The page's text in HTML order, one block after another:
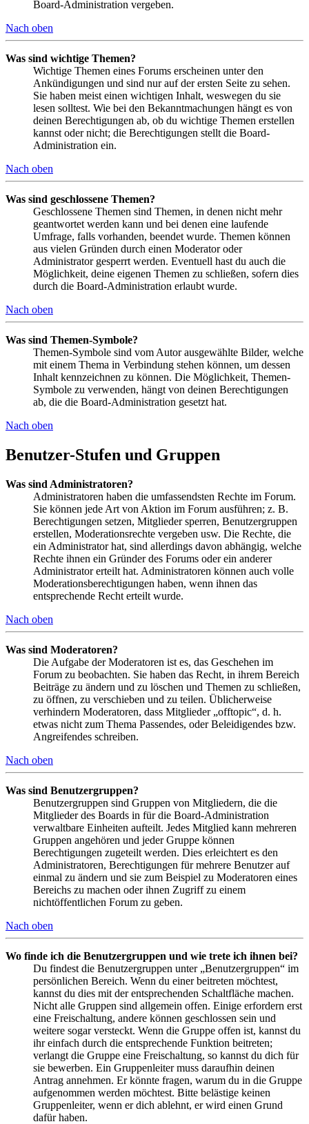
Board-Administration vergeben.
Nach oben
Was sind wichtige Themen?
Wichtige Themen eines Forums erscheinen unter den
Ankündigungen und sind nur auf der ersten Seite zu sehen.
Sie haben meist einen wichtigen Inhalt, weswegen du sie
lesen solltest. Wie bei den Bekanntmachungen hängt es von
deinen Berechtigungen ab, ob du wichtige Themen erstellen
kannst oder nicht; die Berechtigungen stellt die Board-
Administration ein.
Nach oben
Was sind geschlossene Themen?
Geschlossene Themen sind Themen, in denen nicht mehr
geantwortet werden kann und bei denen eine laufende
Umfrage, falls vorhanden, beendet wurde. Themen können
aus vielen Gründen durch einen Moderator oder
Administrator gesperrt werden. Eventuell hast du auch die
Möglichkeit, deine eigenen Themen zu schließen, sofern dies
durch die Board-Administration erlaubt wurde.
Nach oben
Was sind Themen-Symbole?
Themen-Symbole sind vom Autor ausgewählte Bilder, welche
mit einem Thema in Verbindung stehen können, um dessen
Inhalt kennzeichnen zu können. Die Möglichkeit, Themen-
Symbole zu verwenden, hängt von deinen Berechtigungen
ab, die die Board-Administration gesetzt hat.
Nach oben
Benutzer-Stufen und Gruppen
Was sind Administratoren?
Administratoren haben die umfassendsten Rechte im Forum.
Sie können jede Art von Aktion im Forum ausführen; z. B.
Berechtigungen setzen, Mitglieder sperren, Benutzergruppen
erstellen, Moderationsrechte vergeben usw. Die Rechte, die
ein Administrator hat, sind allerdings davon abhängig, welche
Rechte ihnen ein Gründer des Forums oder ein anderer
Administrator erteilt hat. Administratoren können auch volle
Moderationsberechtigungen haben, wenn ihnen das
entsprechende Recht erteilt wurde.
Nach oben
Was sind Moderatoren?
Die Aufgabe der Moderatoren ist es, das Geschehen im
Forum zu beobachten. Sie haben das Recht, in ihrem Bereich
Beiträge zu ändern und zu löschen und Themen zu schließen,
zu öffnen, zu verschieben und zu teilen. Üblicherweise
verhindern Moderatoren, dass Mitglieder „offtopic“, d. h.
etwas nicht zum Thema Passendes, oder Beleidigendes bzw.
Angreifendes schreiben.
Nach oben
Was sind Benutzergruppen?
Benutzergruppen sind Gruppen von Mitgliedern, die die
Mitglieder des Boards in für die Board-Administration
verwaltbare Einheiten aufteilt. Jedes Mitglied kann mehreren
Gruppen angehören und jeder Gruppe können
Berechtigungen zugeteilt werden. Dies erleichtert es den
Administratoren, Berechtigungen für mehrere Benutzer auf
einmal zu ändern und sie zum Beispiel zu Moderatoren eines
Bereichs zu machen oder ihnen Zugriff zu einem
nichtöffentlichen Forum zu geben.
Nach oben
Wo finde ich die Benutzergruppen und wie trete ich ihnen bei?
Du findest die Benutzergruppen unter „Benutzergruppen“ im
persönlichen Bereich. Wenn du einer beitreten möchtest,
kannst du dies mit der entsprechenden Schaltfläche machen.
Nicht alle Gruppen sind allgemein offen. Einige erfordern erst
eine Freischaltung, andere können geschlossen sein und
weitere sogar versteckt. Wenn die Gruppe offen ist, kannst du
ihr einfach durch die entsprechende Funktion beitreten;
verlangt die Gruppe eine Freischaltung, so kannst du dich für
sie bewerben. Ein Gruppenleiter muss daraufhin deinen
Antrag annehmen. Er könnte fragen, warum du in die Gruppe
aufgenommen werden möchtest. Bitte belästige keinen
Gruppenleiter, wenn er dich ablehnt, er wird einen Grund
dafür haben.